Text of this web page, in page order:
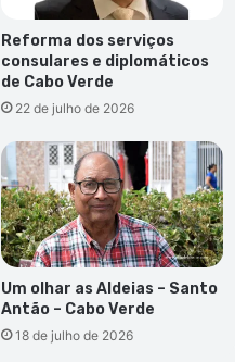
Reforma dos serviços
consulares e diplomáticos
de Cabo Verde
22 de julho de 2026
Um olhar as Aldeias – Santo
Antão – Cabo Verde
18 de julho de 2026